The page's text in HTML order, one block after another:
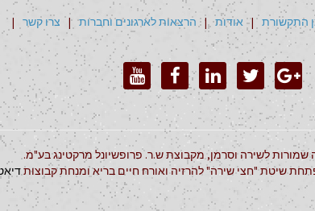
התקשורת | אודות | הרצאות לארגונים וחברות | צרו קשר |
שמורות לשירה וסרמן, מקבוצת ש.ר. פרופשיונל מרקטינג בע"מ.
שיטת "חצי שירה" להרזיה ואורח חיים בריא ומנחת קבוצות